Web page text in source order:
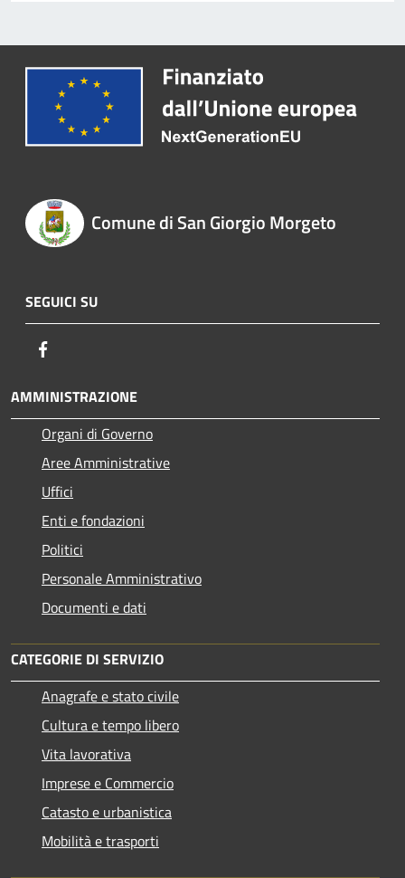
Comune di San Giorgio Morgeto
SEGUICI SU
AMMINISTRAZIONE
Organi di Governo
Aree Amministrative
Uffici
Enti e fondazioni
Politici
Personale Amministrativo
Documenti e dati
CATEGORIE DI SERVIZIO
Anagrafe e stato civile
Cultura e tempo libero
Vita lavorativa
Imprese e Commercio
Catasto e urbanistica
Mobilità e trasporti